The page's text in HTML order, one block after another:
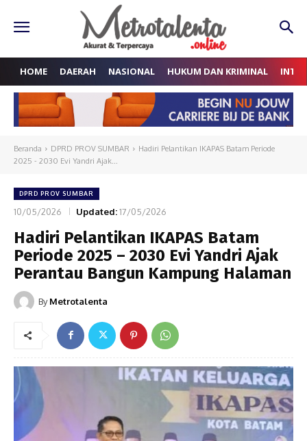
HOME DAERAH NASIONAL HUKUM DAN KRIMINAL
Beranda DPRD PROV SUMBAR
Hadiri Pelantikan IKAPAS Batam Periode
2025 - 2030 Evi Yandri Ajak...
DPRD PROV SUMBAR
10/05/2026 Updated:17/05/2026
Hadiri Pelantikan IKAPAS Batam
Periode 2025 – 2030 Evi Yandri Ajak
Perantau Bangun Kampung Halaman
By Metrotalenta